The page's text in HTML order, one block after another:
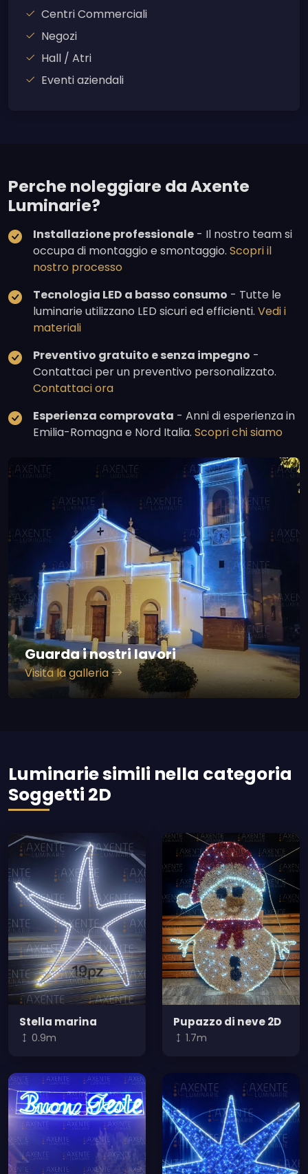
Centri Commerciali
Negozi
Hall / Atri
Eventi aziendali
Perche noleggiare da Axente
Luminarie?
Installazione professionale - Il nostro team si
occupa di montaggio e smontaggio. Scopri il
nostro processo
Tecnologia LED a basso consumo - Tutte le
luminarie utilizzano LED sicuri ed efficienti. Vedi i
materiali
Preventivo gratuito e senza impegno -
Contattaci per un preventivo personalizzato.
Contattaci ora
Esperienza comprovata - Anni di esperienza in
Emilia-Romagna e Nord Italia. Scopri chi siamo
Guarda i nostri lavori
Visita la galleria
Luminarie simili nella categoria
Soggetti 2D
Stella marina
0.9m
Pupazzo di neve 2D
1.7m